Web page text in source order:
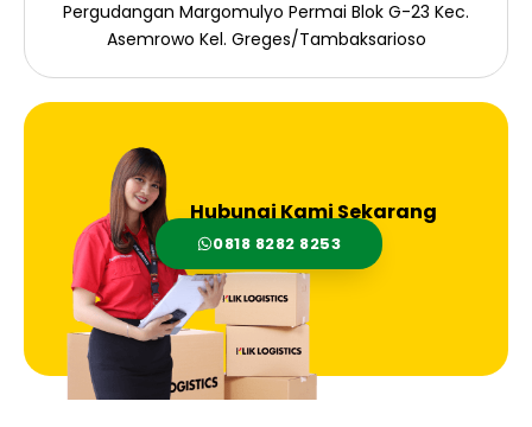
Pergudangan Margomulyo Permai Blok G-23 Kec.
Asemrowo Kel. Greges/Tambaksarioso
Hubungi Kami Sekarang
0818 8282 8253